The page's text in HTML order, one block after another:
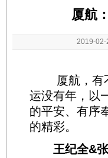
厦航
2019-02-
厦航，有不
运没有年，以
的平安、有序
的精彩。
王纪全&